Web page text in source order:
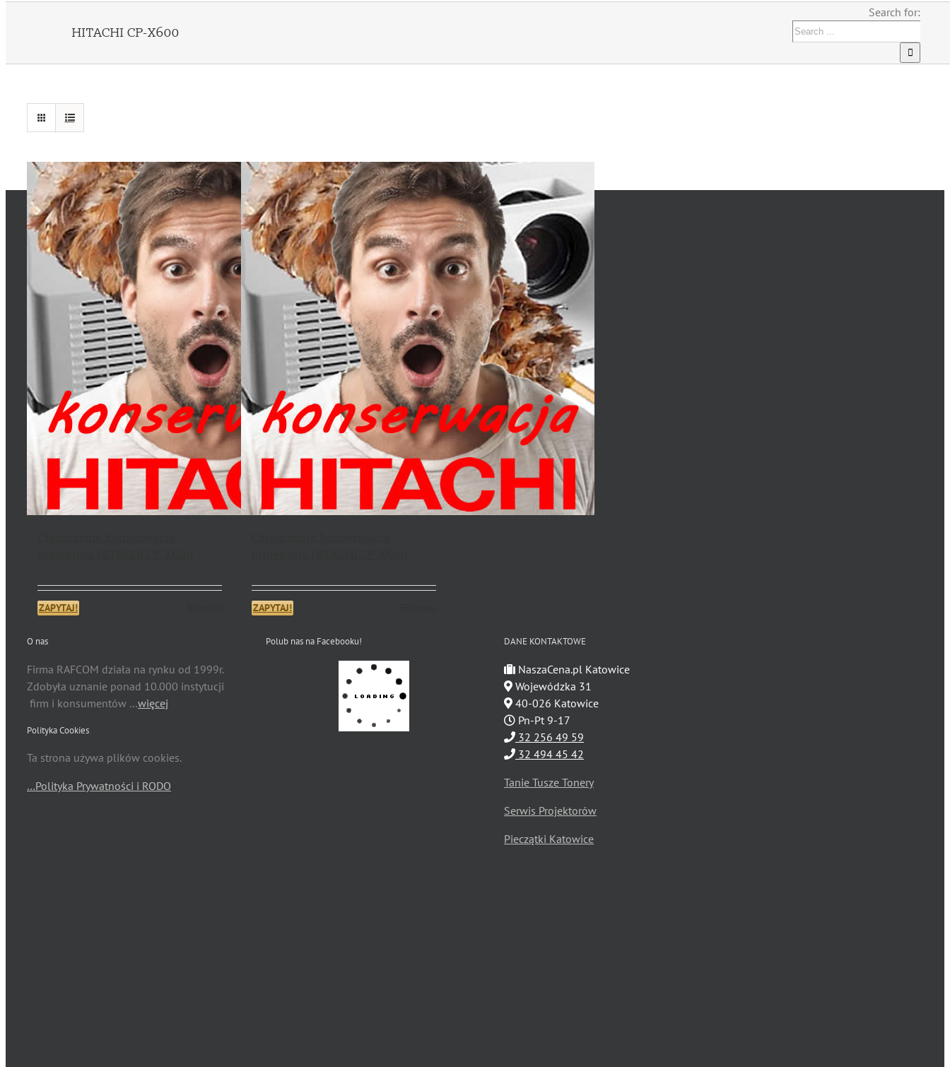
HITACHI CP-X600
Search for:
ZAPYTAJ! ZAPYTAJ!
O nas
Firma RAFCOM działa na rynku od 1999r.
Zdobyła uznanie ponad 10.000 instytucji
firm i konsumentów …więcej
Polityka Cookies
Ta strona używa plików cookies.
…Polityka Prywatności i RODO
Polub nas na Facebooku! DANE KONTAKTOWE
NaszaCena.pl Katowice
Wojewódzka 31
40-026 Katowice
Pn-Pt 9-17
32 256 49 59
32 494 45 42
Tanie Tusze Tonery
Serwis Projektorów
Pieczątki Katowice